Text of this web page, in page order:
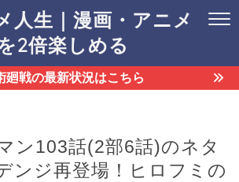
人生｜漫画・アニメ
2倍楽しめる
廻戦の最新状況はこちら
ン103話(2部6話)のネタ
ンジ再登場！ヒロフミの